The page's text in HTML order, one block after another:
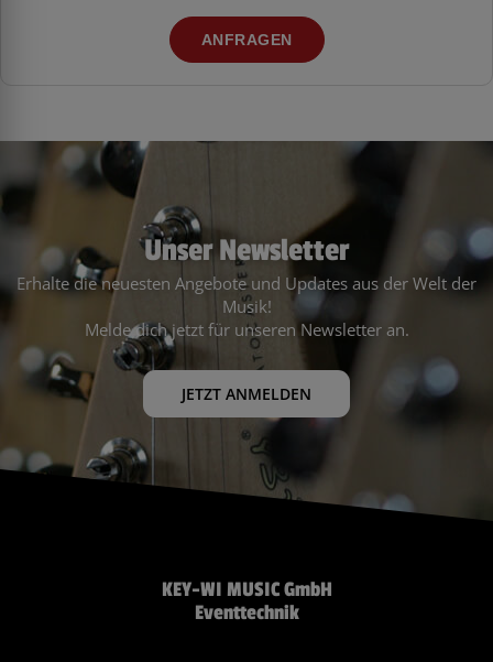
ANFRAGEN
Unser Newsletter
Erhalte die neuesten Angebote und Updates aus der Welt der
Musik!
Melde dich jetzt für unseren Newsletter an.
JETZT ANMELDEN
KEY-WI MUSIC GmbH
Eventtechnik